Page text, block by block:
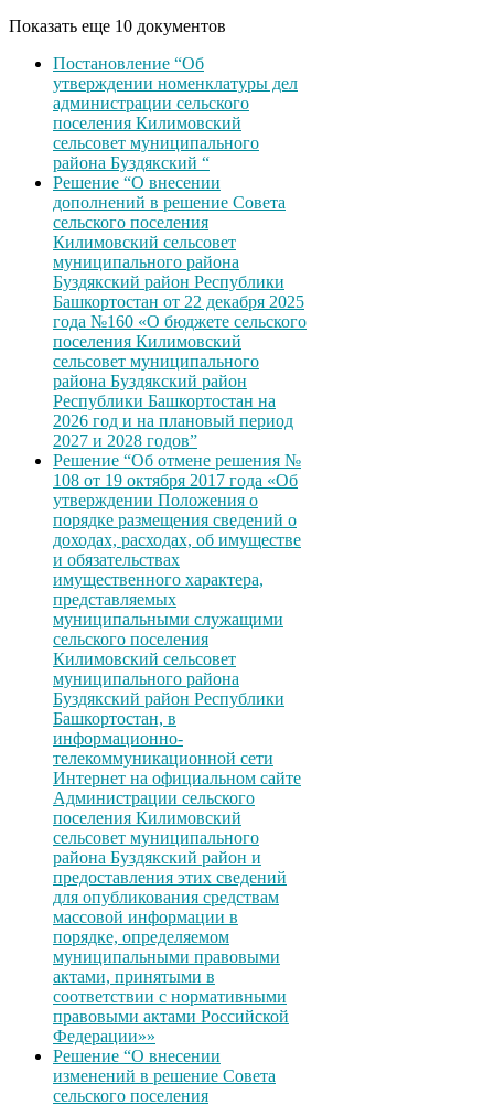
Показать еще 10 документов
Постановление “Об
утверждении номенклатуры дел
администрации сельского
поселения Килимовский
сельсовет муниципального
района Буздякский “
Решение “О внесении
дополнений в решение Совета
сельского поселения
Килимовский сельсовет
муниципального района
Буздякский район Республики
Башкортостан от 22 декабря 2025
года №160 «О бюджете сельского
поселения Килимовский
сельсовет муниципального
района Буздякский район
Республики Башкортостан на
2026 год и на плановый период
2027 и 2028 годов”
Решение “Об отмене решения №
108 от 19 октября 2017 года «Об
утверждении Положения о
порядке размещения сведений о
доходах, расходах, об имуществе
и обязательствах
имущественного характера,
представляемых
муниципальными служащими
сельского поселения
Килимовский сельсовет
муниципального района
Буздякский район Республики
Башкортостан, в
информационно-
телекоммуникационной сети
Интернет на официальном сайте
Администрации сельского
поселения Килимовский
сельсовет муниципального
района Буздякский район и
предоставления этих сведений
для опубликования средствам
массовой информации в
порядке, определяемом
муниципальными правовыми
актами, принятыми в
соответствии с нормативными
правовыми актами Российской
Федерации»»
Решение “О внесении
изменений в решение Совета
сельского поселения